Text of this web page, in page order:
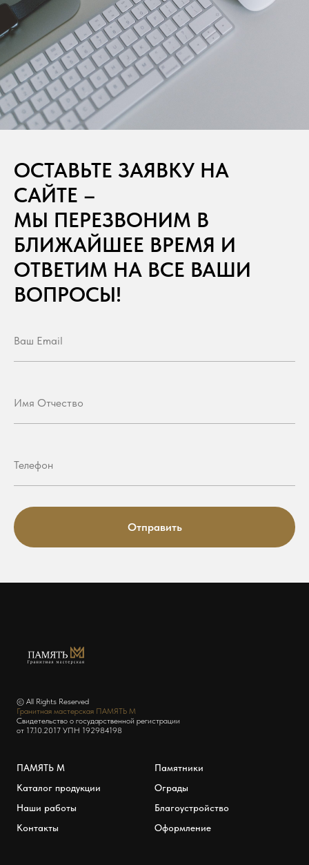
ОСТАВЬТЕ ЗАЯВКУ НА
САЙТЕ –
МЫ ПЕРЕЗВОНИМ В
БЛИЖАЙШЕЕ ВРЕМЯ И
ОТВЕТИМ НА ВСЕ ВАШИ
ВОПРОСЫ!
Отправить
© All Rights Reserved
Гранитная мастерская ПАМЯТЬ М
Свидетельство о государственной регистрации
от 17.10.2017 УПН 192984198
ПАМЯТЬ М
Каталог продукции
Наши работы
Контакты
Памятники
Ограды
Благоустройство
Оформление